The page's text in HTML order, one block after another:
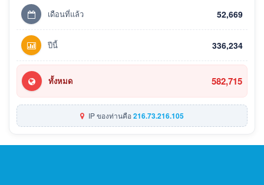
เดือนที่แล้ว 52,669
ปีนี้ 336,234
ทั้งหมด 582,715
IP ของท่านคือ216.73.216.105